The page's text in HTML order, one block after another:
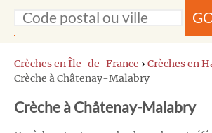
Crèches en Île-de-France › Crèches en
Crèche à Châtenay-Malabry
Crèche à Châtenay-Malabry